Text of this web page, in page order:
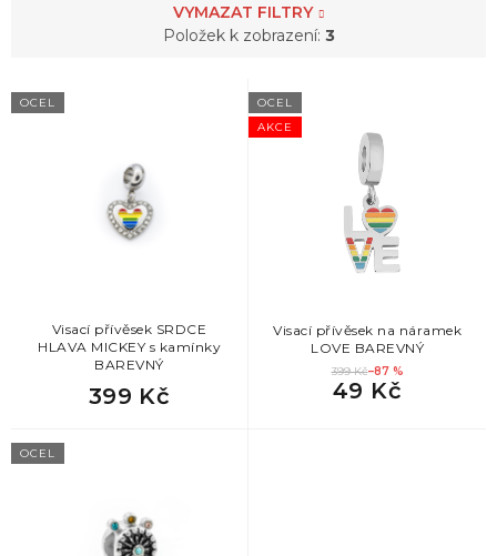
VYMAZAT FILTRY
Položek k zobrazení: 3
V
ýOCEL
Visací přívěsek SRDCE
HLAVA MICKEY s kamínky
BAREVNÝ
399 Kč
AKCE
OCEL
Visací přívěsek na náramek
LOVE BAREVNÝ
399 Kč–87 %
49 Kč
OCEL